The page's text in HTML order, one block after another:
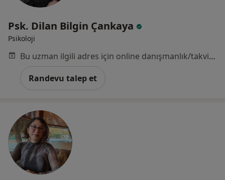
Psk. Dilan Bilgin Çankaya
Psikoloji
Bu uzman ilgili adres için online danışmanlık/takvim sunmuyor.
Randevu talep et